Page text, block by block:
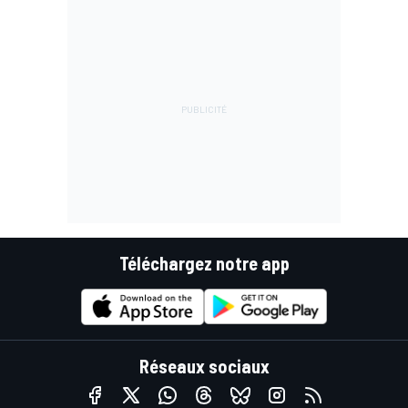
Téléchargez notre app
Réseaux sociaux